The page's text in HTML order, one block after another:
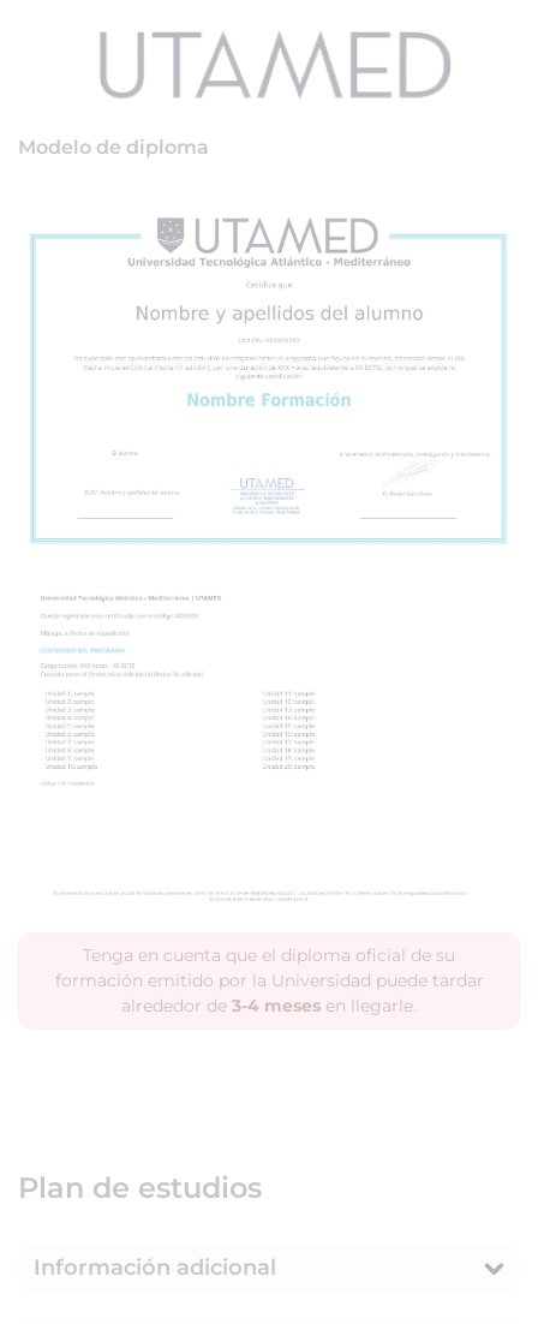
Modelo de diploma
Tenga en cuenta que el diploma oficial de su
formación emitido por la Universidad puede tardar
alrededor de 3-4 meses en llegarle.
Plan de estudios
Información adicional